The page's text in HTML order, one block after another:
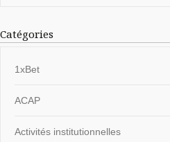
Catégories
1xBet
ACAP
Activités institutionnelles